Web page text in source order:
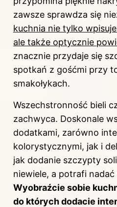
zawsze sprawdza się
kuchnia nie tylko
ale także optycznie
znacznie przydaje się
spotkań z gośćmi przy
smakołykach.
Wszechstronność bieli
zachwyca. Doskonale
dodatkami, zarówno
kolorystycznymi, jak i
jak dodanie szczypty
niewiele, a potrafi
Wyobraźcie sobie
do których dodacie